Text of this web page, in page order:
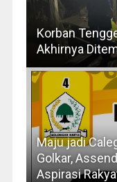
Korban
Akhirnya
Maju jadi
Golkar,
Aspirasi